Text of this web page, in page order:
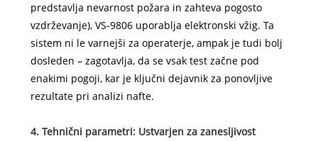
predstavlja nevarnost požara in zahteva pogosto
vzdrževanje), VS-9806 uporablja elektronski vžig. Ta
sistem ni le varnejši za operaterje, ampak je tudi bolj
dosleden – zagotavlja, da se vsak test začne pod
enakimi pogoji, kar je ključni dejavnik za ponovljive
rezultate pri analizi nafte.
4. Tehnični parametri: Ustvarjen za zanesljivost